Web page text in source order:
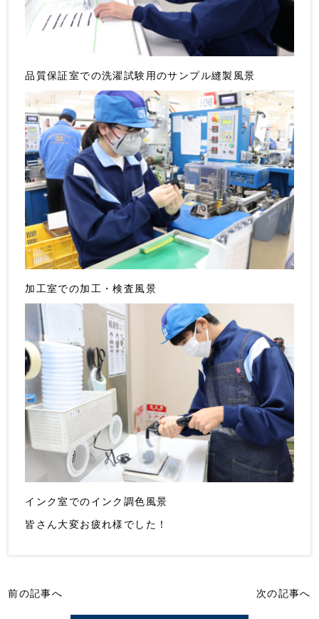
品質保証室での洗濯試験用のサンプル縫製風景
加工室での加工・検査風景
インク室でのインク調色風景
皆さん大変お疲れ様でした！
前の記事へ 次の記事へ